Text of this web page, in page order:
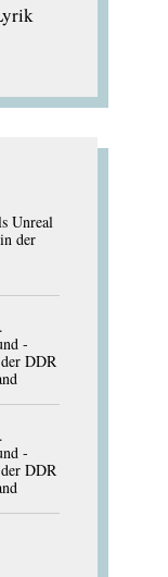
Unreal
der
-
DDR
-
DDR